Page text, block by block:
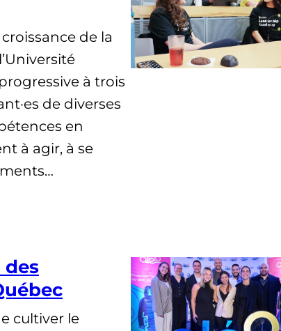
de la
à trois
de diverses
en
à agir, à se
des
cultiver le